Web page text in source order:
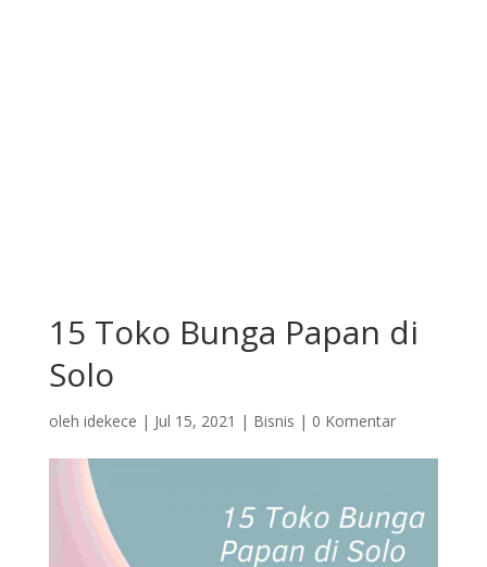
15 Toko Bunga Papan di
Solo
oleh idekece | Jul 15, 2021 | Bisnis | 0 Komentar